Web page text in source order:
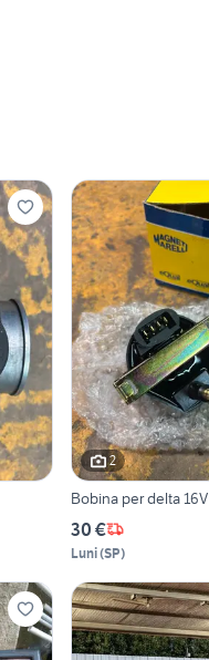
2
Bobina per delta 16V
30 €
Luni(SP)